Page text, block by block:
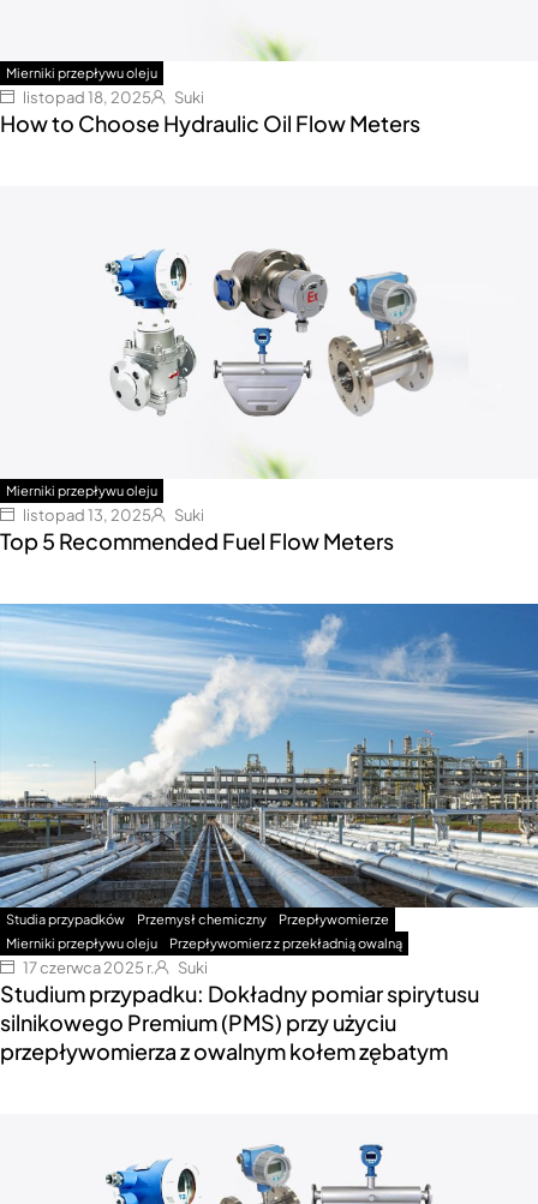
Mierniki przepływu oleju
listopad 18, 2025 Suki
How to Choose Hydraulic Oil Flow Meters
Mierniki przepływu oleju
listopad 13, 2025 Suki
Top 5 Recommended Fuel Flow Meters
Studia przypadków Przemysł chemiczny
Przepływomierze
Mierniki przepływu oleju
Przepływomierz z przekładnią owalną
17 czerwca 2025 r. Suki
Studium przypadku: Dokładny pomiar spirytusu
silnikowego Premium (PMS) przy użyciu
przepływomierza z owalnym kołem zębatym